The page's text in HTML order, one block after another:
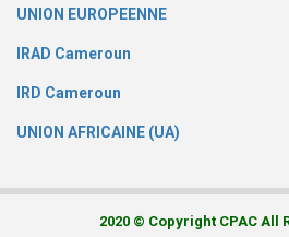
UNION EUROPEENNE
IRAD Cameroun
IRD Cameroun
UNION AFRICAINE (UA)
2020 © Copyright CPAC All